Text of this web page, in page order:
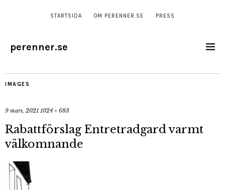
STARTSIDA OM PERENNER.SE PRESS
perenner.se
IMAGES
9 mars, 2021 1024 × 683
Rabattförslag Entretradgard varmt
välkomnande